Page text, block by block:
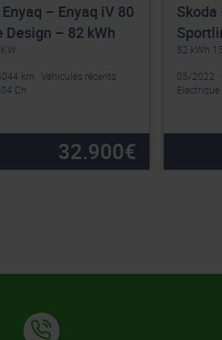
– Enyaq iV 80
Design – 82 kWh
km Véhicules récents
Ch
32.900€
Skoda
82 kWh
05/2022
Electrique